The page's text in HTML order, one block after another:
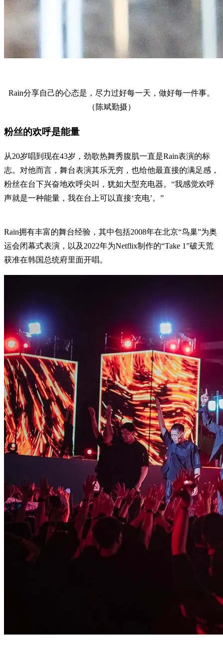
Rain分享自己的心态是，尽力过好每一天，做好每一件事。
（陈斌勤摄）
粉丝的欢呼是能量
从20岁唱到现在43岁，劲歌热舞秀腹肌一直是Rain表演的标
志。对他而言，舞台表演其乐无穷，也给他最直接的满足感，
粉丝在台下兴奋地欢呼尖叫，犹如大型充电器。“我感觉欢呼
声就是一种能量，我在台上可以直接‘充电’。”
Rain拥有丰富的舞台经验，其中包括2008年在北京“鸟巢”为奥
运会闭幕式表演，以及2022年为Netflix制作的“Take 1”破天荒
获准在韩国总统府里面开唱。